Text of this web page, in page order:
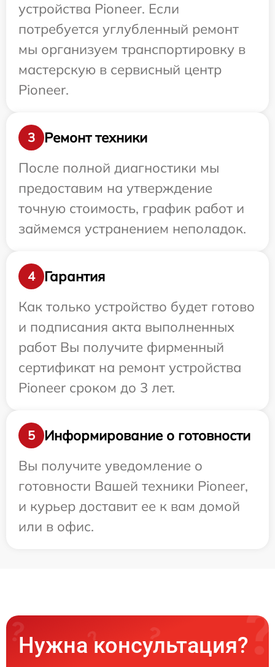
устройства Pioneer. Если
потребуется углубленный ремонт
мы организуем транспортировку в
мастерскую в сервисный центр
Pioneer.
3
Ремонт техники
После полной диагностики мы
предоставим на утверждение
точную стоимость, график работ и
займемся устранением неполадок.
4
Гарантия
Как только устройство будет готово
и подписания акта выполненных
работ Вы получите фирменный
сертификат на ремонт устройства
Pioneer сроком до 3 лет.
5
Информирование о готовности
Вы получите уведомление о
готовности Вашей техники Pioneer,
и курьер доставит ее к вам домой
или в офис.
Нужна консультация?